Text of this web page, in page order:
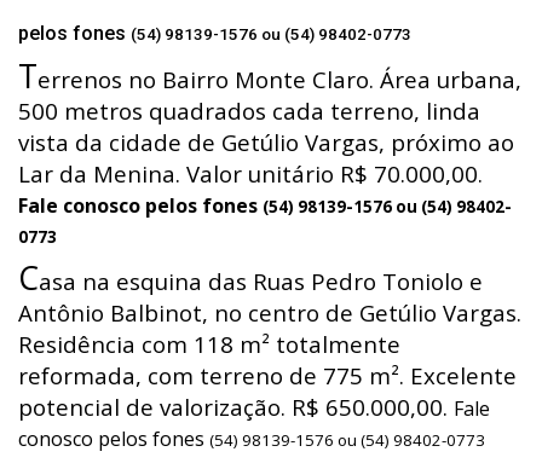
pelos fones (54) 98139-1576 ou (54) 98402-0773
Terrenos no Bairro Monte Claro. Área urbana,
500 metros quadrados cada terreno, linda
vista da cidade de Getúlio Vargas, próximo ao
Lar da Menina. Valor unitário R$ 70.000,00.
Fale conosco pelos fones (54) 98139-1576 ou (54) 98402-
0773
Casa na esquina das Ruas Pedro Toniolo e
Antônio Balbinot, no centro de Getúlio Vargas.
Residência com 118 m² totalmente
reformada, com terreno de 775 m². Excelente
potencial de valorização. R$ 650.000,00. Fale
conosco pelos fones (54) 98139-1576 ou (54) 98402-0773